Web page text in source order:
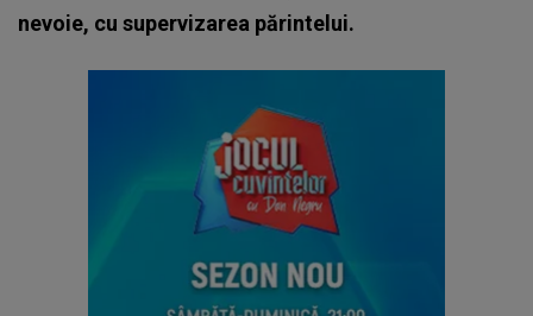
nevoie, cu supervizarea părintelui.